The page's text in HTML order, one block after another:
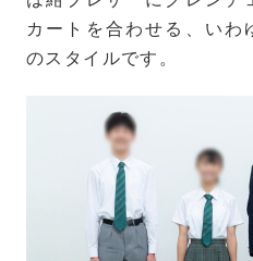
カートを合わせる、いわ
のスタイルです。